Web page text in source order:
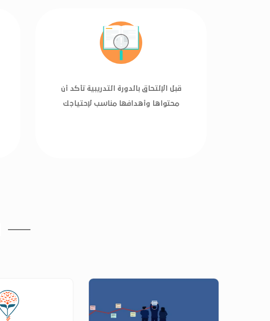
قبل الإلتحاق بالدورة التدريبية تأكد أن
محتواها وأهدافها مناسب لإحتياجك